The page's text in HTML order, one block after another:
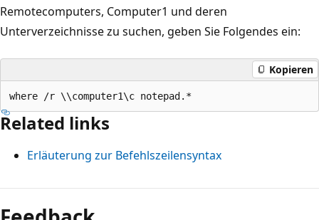
Remotecomputers, Computer1 und deren
Unterverzeichnisse zu suchen, geben Sie Folgendes ein:
Kopieren
Related links
Erläuterung zur Befehlszeilensyntax
Lesemodus
deaktiviert